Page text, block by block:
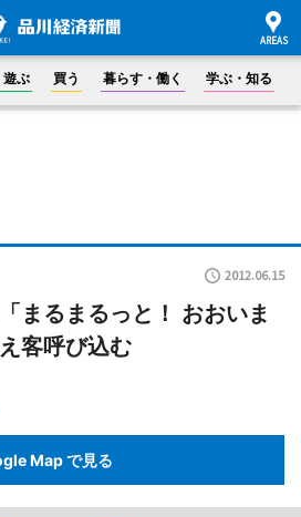
遊ぶ 買う 暮らす・働く 学ぶ・知る
2012.06.15
まるまるっと！ おおいま
客呼び込む
Map で見る